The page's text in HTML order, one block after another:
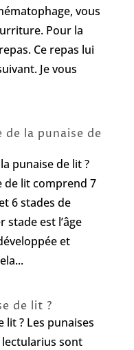
vous
Pour la
Ce repas lui
Je vous
de la punaise de
punaise de lit ?
de lit comprend 7
6 stades de
est l’âge
et
de lit ?
lit ? Les punaises
lectularius sont